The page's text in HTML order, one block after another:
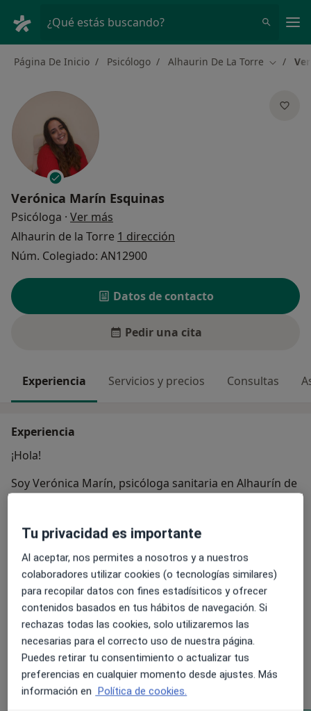
¿Qué estás buscando?
Página De Inicio Psicólogo Alhaurin De La Torre
Verónica Marín Esquinas
Psicóloga · Ver más
Alhaurin de la Torre 1 dirección
Núm. Colegiado: AN12900
Datos de contacto
Pedir una cita
Experiencia Servicios y precios Consultas
Experiencia
¡Hola!
Soy Verónica Marín, psicóloga sanitaria en Alhaurín de
fácil el día a día.
Ojalá que no, pero si lo necesitas, estaré encantada de
ayudarte.
Un abrazo enorme.
ver másSobre mí
Principales enfermedades tratadas
Trastorno de conducta
Trastornos del neurodesarrollo
Tu privacidad es importante
Al aceptar, nos permites a nosotros y a nuestros
colaboradores utilizar cookies (o tecnologías similares)
para recopilar datos con fines estadísiticos y ofrecer
contenidos basados en tus hábitos de navegación. Si
rechazas todas las cookies, solo utilizaremos las
necesarias para el correcto uso de nuestra página.
Puedes retirar tu consentimiento o actualizar tus
preferencias en cualquier momento desde ajustes. Más
información en Política de cookies.